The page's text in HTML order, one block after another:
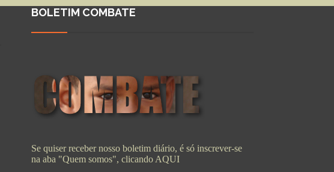
BOLETIM COMBATE
Se quiser receber nosso boletim diário, é só inscrever-se
na aba "Quem somos", clicando AQUI